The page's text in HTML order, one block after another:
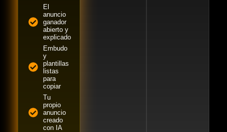
El
anuncio
ganador
abierto y
explicado
Embudo
y
plantillas
listas
para
copiar
Tu
propio
anuncio
creado
con IA